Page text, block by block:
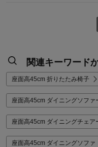
関連キーワード
座面高45cm 折りたたみ椅子
座面高45cm ダイニングソファ
座面高45cm ダイニングチェア
座面高45cm ダイニングソファ